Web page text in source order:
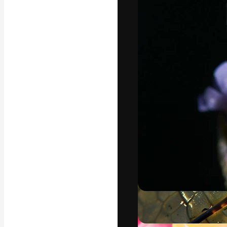
La
migliori lavori.
creativi,
Copyright ©